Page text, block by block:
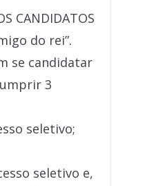
CANDIDATOS
do rei”.
se candidatar
3
seletivo;
seletivo e,